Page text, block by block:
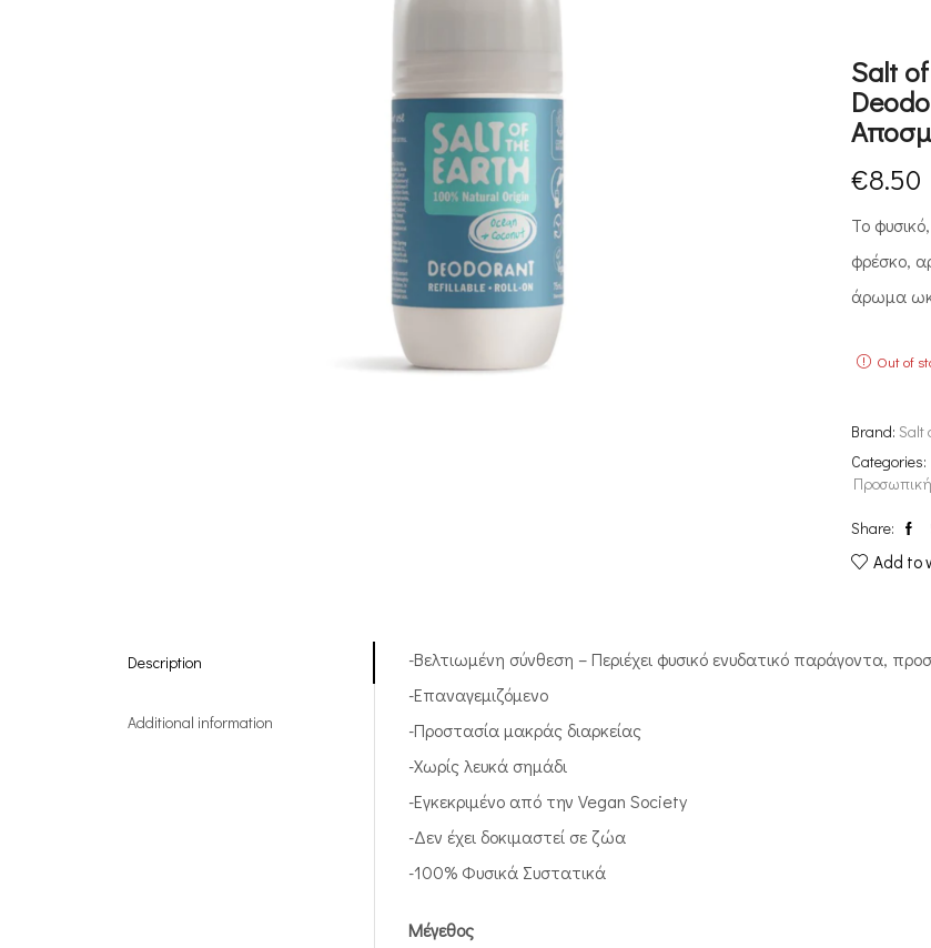
Salt
€8.50
Το
φρέσκο,
άρωμα
Out of
Brand: Salt
Categories:
Share:
Add to
Description
Additional information
-Βελτιωμένη σύνθεση – Περιέχει φυσικό ενυδατικό παράγοντα,
-Επαναγεμιζόμενο
-Προστασία μακράς διαρκείας
-Χωρίς λευκά σημάδι
-Εγκεκριμένο από την Vegan Society
-Δεν έχει δοκιμαστεί σε ζώα
-100% Φυσικά Συστατικά
Μέγεθος